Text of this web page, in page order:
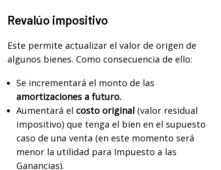
Revalúo impositivo
Este permite actualizar el valor de origen de
algunos bienes. Como consecuencia de ello:
Se incrementará el monto de las
amortizaciones a futuro.
Aumentará el costo original (valor residual
impositivo) que tenga el bien en el supuesto
caso de una venta (en este momento será
menor la utilidad para Impuesto a las
Ganancias).